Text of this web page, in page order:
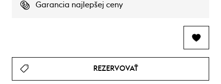
Garancia najlepšej ceny
REZERVOVAŤ